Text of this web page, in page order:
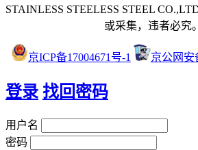
STAINLESS STEELESS STEEL
或采集，违者必究。
京ICP备17004671号-1 京公网安
登录 找回密码
用户名
密码